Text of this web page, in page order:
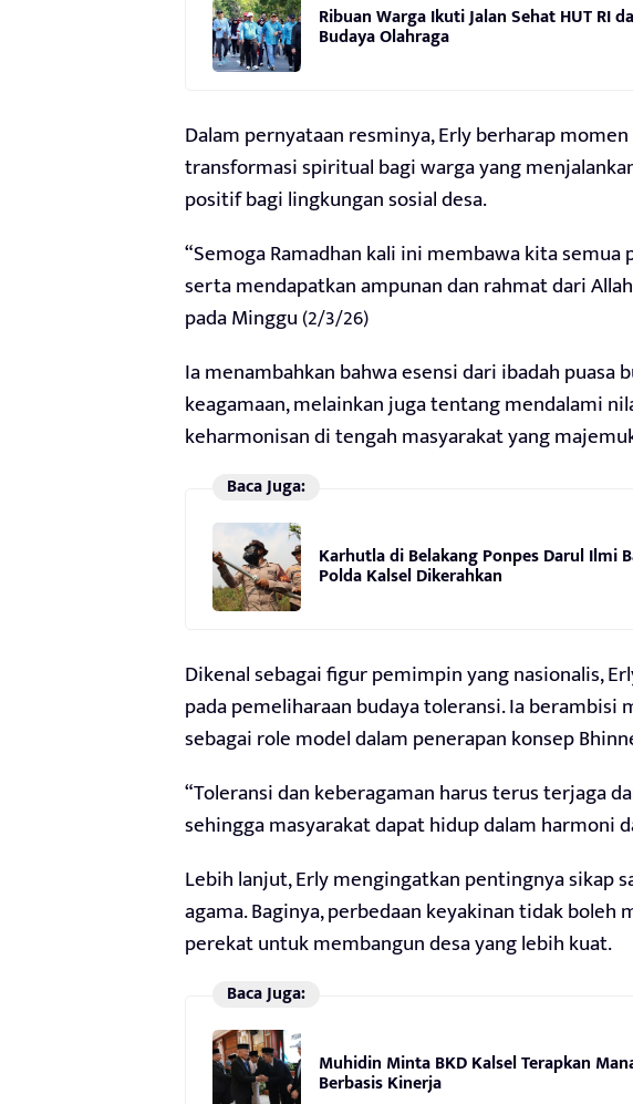
Ribuan Warga Ikuti Jalan Sehat HUT RI
Budaya Olahraga
Dalam pernyataan resminya, Erly berharap
transformasi spiritual bagi warga yang
positif bagi lingkungan sosial desa.
“Semoga Ramadhan kali ini membawa kita semua
serta mendapatkan ampunan dan rahmat dari
pada Minggu (2/3/26)
Ia menambahkan bahwa esensi dari ibadah puasa
keagamaan, melainkan juga tentang mendalami
keharmonisan di tengah masyarakat yang
Baca Juga:
Karhutla di Belakang Ponpes Darul Ilmi
Polda Kalsel Dikerahkan
Dikenal sebagai figur pemimpin yang nasionalis,
pada pemeliharaan budaya toleransi. Ia berambisi
sebagai role model dalam penerapan konsep
“Toleransi dan keberagaman harus terus terjaga
sehingga masyarakat dapat hidup dalam harmoni
Lebih lanjut, Erly mengingatkan pentingnya sikap
agama. Baginya, perbedaan keyakinan tidak
perekat untuk membangun desa yang lebih kuat.
Baca Juga:
Muhidin Minta BKD Kalsel Terapkan
Berbasis Kinerja